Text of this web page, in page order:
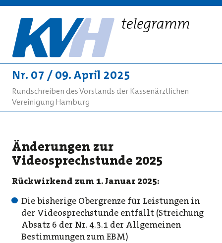
Nr. 07 / 09. April 2025
Rundschreiben des Vorstands der Kassenärztlichen
Vereinigung Hamburg
Änderungen zur
Videosprechstunde 2025
Rückwirkend zum 1. Januar 2025:
Die bisherige Obergrenze für Leistungen in
der Videosprechstunde entfällt (Streichung
Absatz 6 der Nr. 4.3.1 der Allgemeinen
Bestimmungen zum EBM)